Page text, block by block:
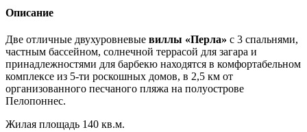
Описание
Две отличные двухуровневые виллы «Перла» с 3 спальнями,
частным бассейном, солнечной террасой для загара и
принадлежностями для барбекю находятся в комфортабельном
комплексе из 5-ти роскошных домов, в 2,5 км от
организованного песчаного пляжа на полуострове
Пелопоннес.
Жилая площадь 140 кв.м.